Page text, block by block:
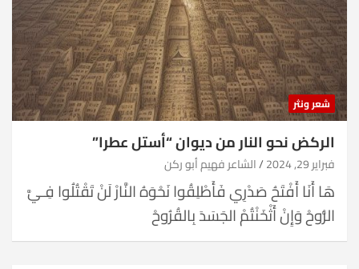
شعر ونثر
الركض نحو النار من ديوان “أستل عطرا”
فبراير 29, 2024 الشاعر فهيم أبو ركن
هَا أَنَا أَفْتَحُ صَدْرِي فَأَطْلِقُوا نَحْوَهُ النَّارْ لَنْ تَقْتُلُوا فِـيَّ
الرُّوحْ وَإِنْ أَثْخَنْتُمْ الجَسَدَ بِالقُرُوحْ